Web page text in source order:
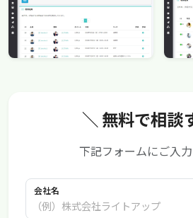
＼ 無料で相談
下記フォームにご入
会社名